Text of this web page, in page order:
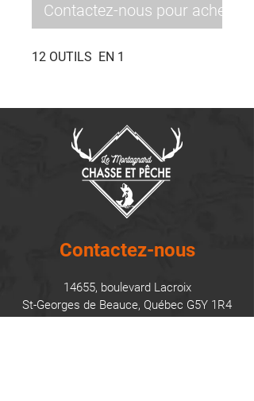
Contactez-nous pour acheter
12 OUTILS EN 1
Contactez-nous
14655, boulevard Lacroix
St-Georges de Beauce, Québec G5Y 1R4